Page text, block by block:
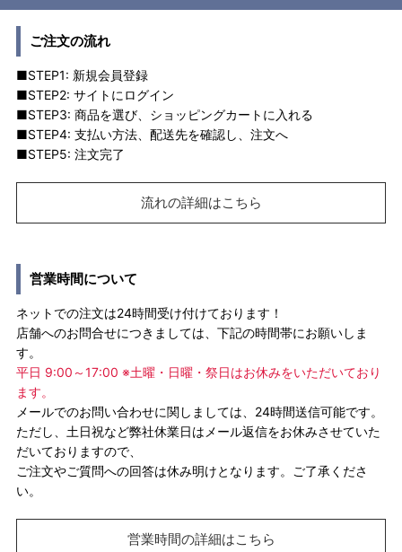
ご注文の流れ
■STEP1: 新規会員登録
■STEP2: サイトにログイン
■STEP3: 商品を選び、ショッピングカートに入れる
■STEP4: 支払い方法、配送先を確認し、注文へ
■STEP5: 注文完了
流れの詳細はこちら
営業時間について
ネットでの注文は24時間受け付けております！
店舗へのお問合せにつきましては、下記の時間帯にお願いしま
す。
平日 9:00～17:00 ※土曜・日曜・祭日はお休みをいただいており
ます。
メールでのお問い合わせに関しましては、24時間送信可能です。
ただし、土日祝など弊社休業日はメール返信をお休みさせていた
だいておりますので、
ご注文やご質問への回答は休み明けとなります。ご了承くださ
い。
営業時間の詳細はこちら